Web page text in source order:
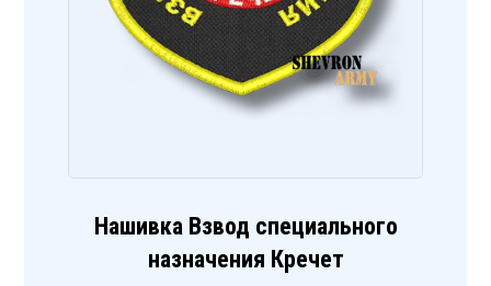
Нашивка Взвод специального
назначения Кречет